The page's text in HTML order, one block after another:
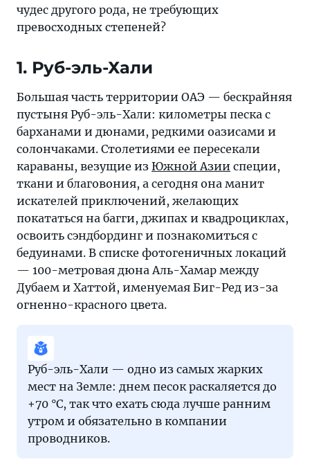
чудес другого рода, не требующих
превосходных степеней?
1. Руб-эль-Хали
Большая часть территории ОАЭ — бескрайняя
пустыня Руб-эль-Хали: километры песка с
барханами и дюнами, редкими оазисами и
солончаками. Столетиями ее пересекали
караваны, везущие из Южной Азии специи,
ткани и благовония, а сегодня она манит
искателей приключений, желающих
покататься на багги, джипах и квадроциклах,
освоить сэндбординг и познакомиться с
бедуинами. В списке фотогеничных локаций
— 100-метровая дюна Аль-Хамар между
Дубаем и Хаттой, именуемая Биг-Ред из-за
огненно-красного цвета.
Руб-эль-Хали — одно из самых жарких
мест на Земле: днем песок раскаляется до
+70 °C, так что ехать сюда лучше ранним
утром и обязательно в компании
проводников.